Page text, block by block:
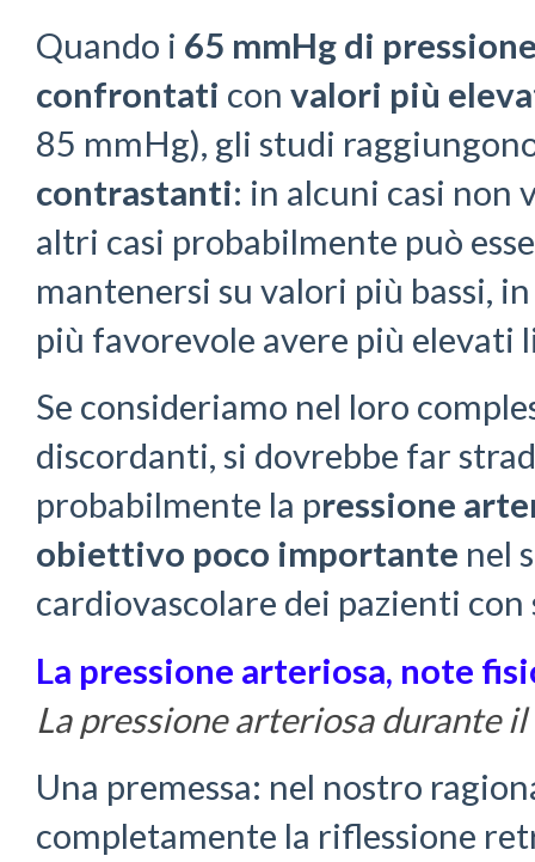
Quando i 65 mmHg di
confrontati con valori più
85 mmHg), gli studi
contrastanti: in alcuni casi non
altri casi probabilmente può
mantenersi su valori più bassi,
più favorevole avere più elevati
Se consideriamo nel loro
discordanti, si dovrebbe far
probabilmente la pressione
obiettivo poco importante nel
cardiovascolare dei pazienti con
La pressione arteriosa, note
La pressione arteriosa durante
Una premessa: nel nostro
completamente la riflessione